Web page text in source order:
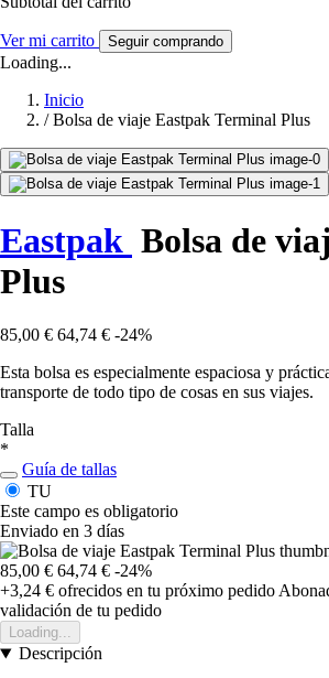
Ver mi carrito Seguir comprando
Loading...
Inicio
/ Bolsa de viaje Eastpak Terminal Plus
Eastpak Bolsa de
Plus
85,00 € 64,74 € -24%
Esta bolsa es especialmente espaciosa y
transporte de todo tipo de cosas en sus viajes.
Talla
*
Guía de tallas
TU
Este campo es obligatorio
Enviado en 3 días
85,00 € 64,74 € -24%
+3,24 € ofrecidos en tu próximo pedido
validación de tu pedido
Loading...
Descripción